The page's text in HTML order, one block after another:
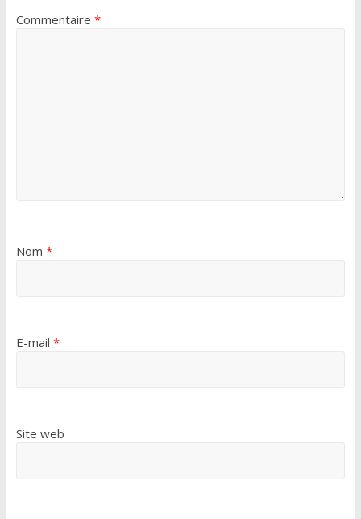
Commentaire *
Nom *
E-mail *
Site web